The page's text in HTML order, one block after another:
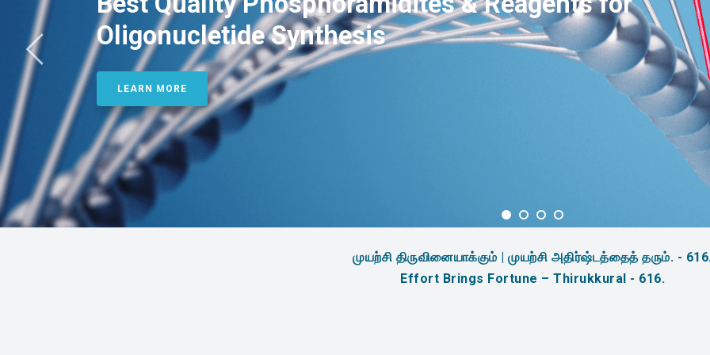
Oligonucletide Synthesis
LEARN MORE
முயற்சி திருவினையாக்கும் | முயற்சி அதிர்ஷ்டத்தைத் தரும். -
Effort Brings Fortune – Thirukkural - 616.